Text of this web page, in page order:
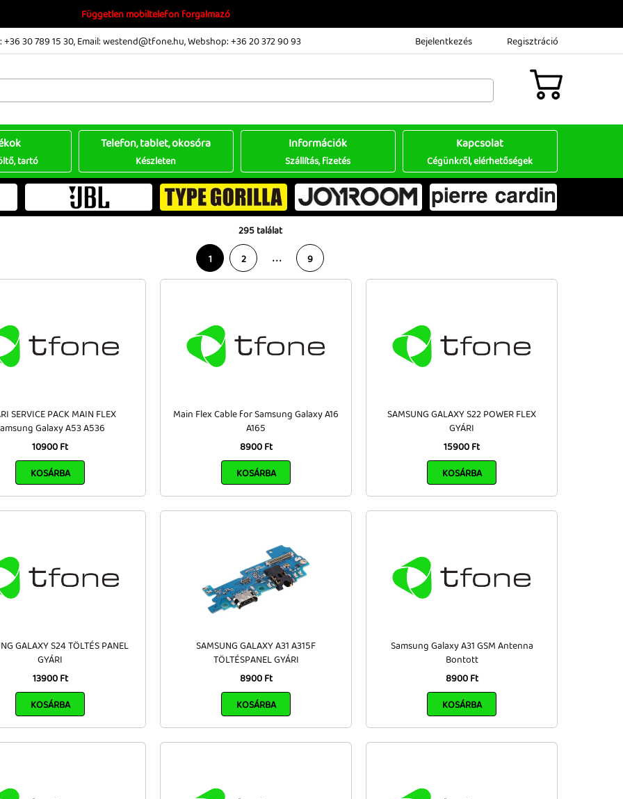
Független mobiltelefon forgalmazó
+36 30 789 15 30, Email: westend@tfone.hu,Webshop: +36 20 372 90 93 Bejelentkezés Regisztráció
tartó
Telefon, tablet, okosóra
Készleten
Információk
Szállítás, fizetés
Kapcsolat
Cégünkről, elérhetőségek
295 találat
1 2 . . . 9
SERVICE PACK MAIN FLEX
Galaxy A53 A536
10900 Ft
KOSÁRBA
Main Flex Cable for Samsung Galaxy A16
A165
8900 Ft
KOSÁRBA
SAMSUNG GALAXY S22 POWER FLEX
GYÁRI
15900 Ft
KOSÁRBA
GALAXY S24 TÖLTÉS PANEL
GYÁRI
13900 Ft
KOSÁRBA
SAMSUNG GALAXY A31 A315F
TÖLTÉSPANEL GYÁRI
8900 Ft
KOSÁRBA
Samsung Galaxy A31 GSM Antenna
Bontott
8900 Ft
KOSÁRBA